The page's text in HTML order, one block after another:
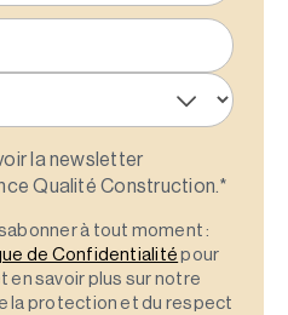
la newsletter
Qualité Construction.*
à tout moment :
de Confidentialité pour
en savoir plus sur notre
la protection et du respect